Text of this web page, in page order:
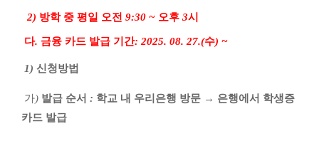
2) 방학 중 평일 오전9:30 ~ 오후3시
다. 금융 카드 발급 기간: 2025. 08. 27.(수) ~
1) 신청방법
가) 발급 순서 : 학교 내 우리은행 방문 → 은행에서 학생증
카드 발급